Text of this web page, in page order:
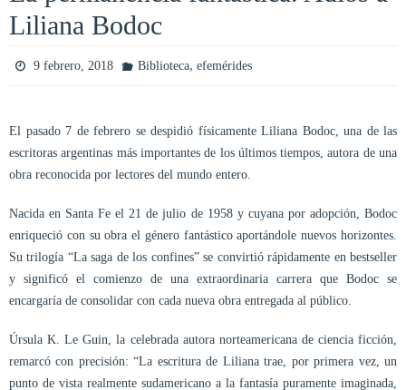
Liliana Bodoc
9 febrero, 2018 Biblioteca, efemérides
El pasado 7 de febrero se despidió físicamente Liliana Bodoc, una de las
escritoras argentinas más importantes de los últimos tiempos, autora de una
obra reconocida por lectores del mundo entero.
Nacida en Santa Fe el 21 de julio de 1958 y cuyana por adopción, Bodoc
enriqueció con su obra el género fantástico aportándole nuevos horizontes.
Su trilogía “La saga de los confines” se convirtió rápidamente en bestseller
y significó el comienzo de una extraordinaria carrera que Bodoc se
encargaría de consolidar con cada nueva obra entregada al público.
Úrsula K. Le Guin, la celebrada autora norteamericana de ciencia ficción,
remarcó con precisión: “La escritura de Liliana trae, por primera vez, un
punto de vista realmente sudamericano a la fantasía puramente imaginada,